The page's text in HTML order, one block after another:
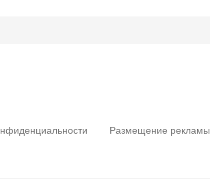
Размещение рекламы